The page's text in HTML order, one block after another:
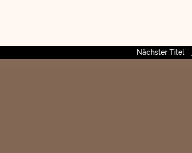
Nächster Titel